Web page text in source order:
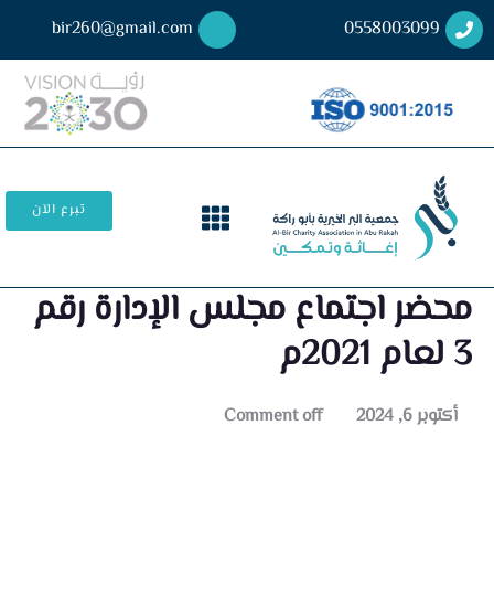
0558003099
bir260@gmail.com
تبرع الآن
محضر اجتماع مجلس الإدارة رقم
3 لعام 2021م
أكتوبر 6, 2024 Comment off